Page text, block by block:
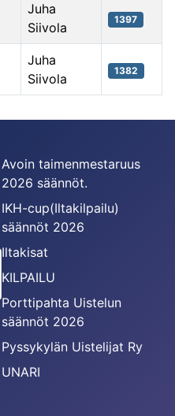
Juha
Siivola
1397
Juha
Siivola
1382
Avoin taimenmestaruus
2026 säännöt.
IKH-cup(Iltakilpailu)
säännöt 2026
Iltakisat
KILPAILU
Porttipahta Uistelun
säännöt 2026
Pyssykylän Uistelijat Ry
UNARI